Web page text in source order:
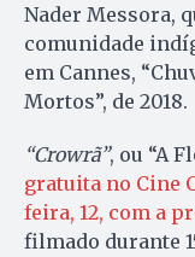
Nader Messora,
comunidade
em Cannes,
Mortos”, de 2018.
“Crowrã”, ou “A
gratuita no Cine
feira, 12, com a
filmado durante